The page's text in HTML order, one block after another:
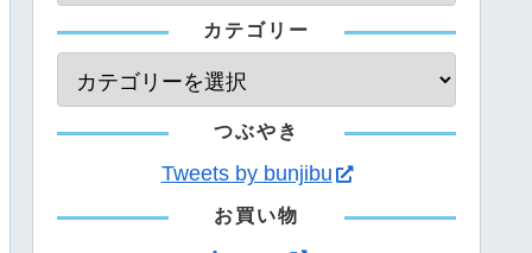
カテゴリー
つぶやき
Tweets by bunjibu
お買い物